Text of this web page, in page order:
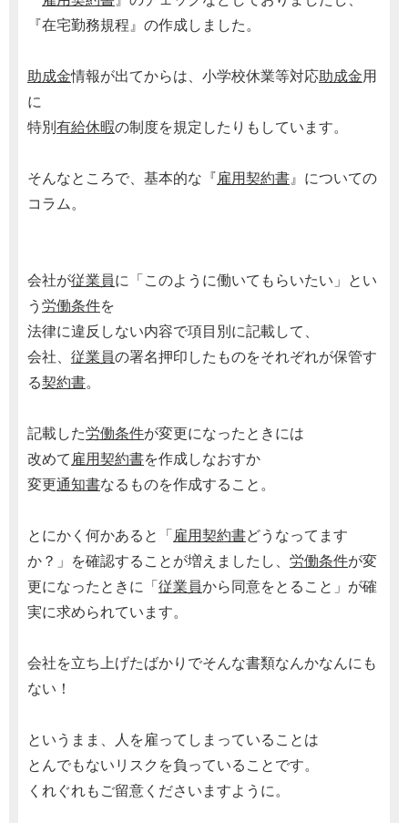
『在宅勤務規程』の作成しました。
助成金情報が出てからは、小学校休業等対応助成金用
に
特別有給休暇の制度を規定したりもしています。
そんなところで、基本的な『雇用契約書』についての
コラム。
会社が従業員に「このように働いてもらいたい」とい
う 労働条件を
法律に違反しない内容で項目別に記載して、
会社、 従業員の署名押印したものをそれぞれが保管す
る契約書。
記載した労働条件が変更になったときには
改めて 雇用契約書を作成しなおすか
変更通知書なるものを作成すること。
とにかく何かあると「雇用契約書どうなってます
か？」を確認することが増えましたし、 労働条件が変
更になったときに「従業員から同意をとること」が確
実に求められています。
会社を立ち上げたばかりでそんな書類なんかなんにも
ない！
というまま、人を雇ってしまっていることは
とんでもないリスクを負っていることです。
くれぐれもご留意くださいますように。